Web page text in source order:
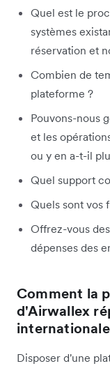
Quel est le
systèmes
réservation et
Combien de
plateforme ?
Pouvons-nous
et les
ou y en a-t-il
Quel support
Quels sont vos
Offrez-vous
dépenses des
Comment la
d'Airwallex
Disposer d'une